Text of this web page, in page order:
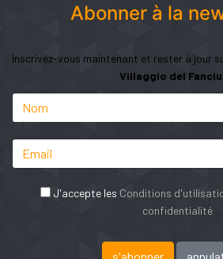
Abonner à la
Inscrivez-vous maintenant et rester à jour
Villaggio del
J'accepte les Conditions
confidentialité